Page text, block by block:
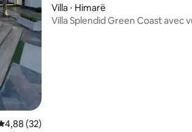
moyenne sur la base de 32
4,88 (32)
Villa ⋅ Himarë
Villa Splendid Green Coast avec